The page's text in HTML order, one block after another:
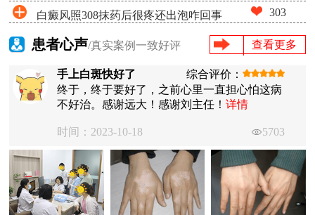
白癜风照308抹药后很疼还出泡咋回事 303
患者心声/真实案例一致好评 查看更多
手上白斑快好了
综合评价：
终于，终于要好了，之前心里一直担心怕这病
不好治。感谢远大！感谢刘主任！详情
时间：2023-10-18 5703